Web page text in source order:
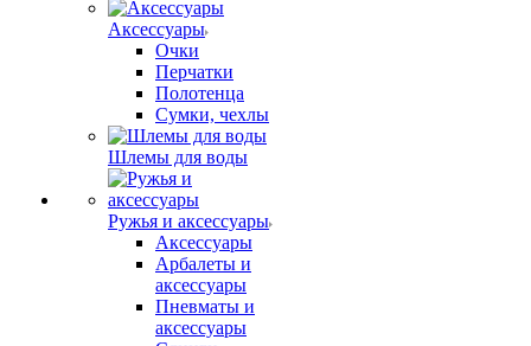
Аксессуары
Очки
Перчатки
Полотенца
Сумки, чехлы
Шлемы для воды
Ружья и аксессуары
Аксессуары
Арбалеты и
аксессуары
Пневматы и
аксессуары